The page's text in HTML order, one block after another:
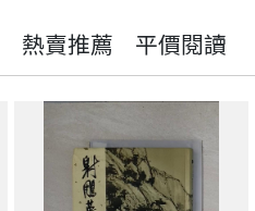
熱賣推薦 平價閱讀